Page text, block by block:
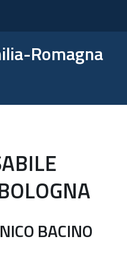
Romagna
BACINO